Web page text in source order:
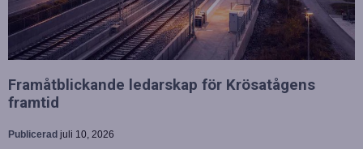
Framåtblickande ledarskap för Krösatågens
framtid
Publicerad juli 10, 2026